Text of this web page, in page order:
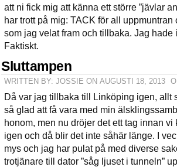
att ni fick mig att känna ett större ”jävlar
har trott på mig: TACK för all
som jag velat fram och tillbaka. Jag hade
Faktiskt.
Sluttampen
WRITTEN BY: JOSSIE ON AUGUSTI 18, 2013
Då var jag tillbaka till Linköping igen, allt
så glad att få vara med min
honom, men nu dröjer det ett tag innan
igen och då blir det inte såhär länge. I
mys och jag har pulat på med diverse
trotjänare till dator ”såg ljuset i tunneln”